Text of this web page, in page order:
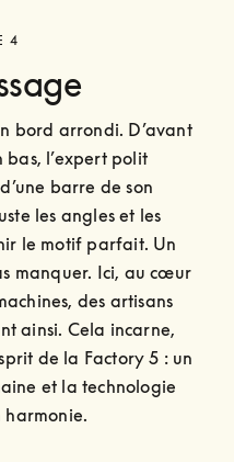
4
bord arrondi. D’avant
l’expert polit
barre de son
les angles et les
le motif parfait. Un
manquer. Ici, au cœur
des artisans
ainsi. Cela incarne,
de la Factory 5 : un
et la technologie